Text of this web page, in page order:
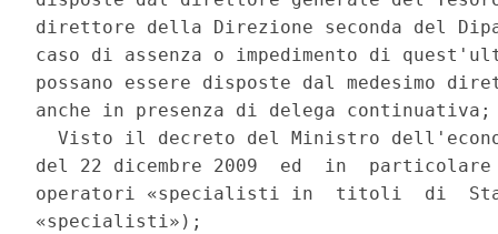
direttore della Direzione seconda del
caso di assenza o impedimento di
possano essere disposte dal medesimo
anche in presenza di delega
Visto il decreto del Ministro
del 22 dicembre 2009  ed  in
operatori «specialisti in  titoli  di
«specialisti»);